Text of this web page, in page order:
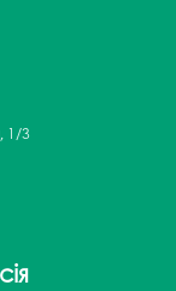
1/3